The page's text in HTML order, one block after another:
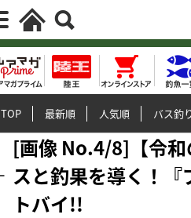
TOP 最新順 人気順 バス釣
[画像 No.4/8]【令和
スと釣果を導く！
トバイ!!